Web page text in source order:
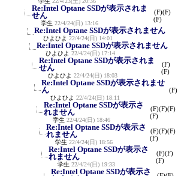
Re:Intel Optane SSDが表示されま
せん
学生 22/4/24(日) 13:16
(F)(F)
(F)
Re:Intel Optane SSDが表示されません
ひよひよ 22/4/24(日) 14:01
Re:Intel Optane SSDが表示されません
ひよひよ 22/4/24(日) 17:14
Re:Intel Optane SSDが表示されま
せん
ひよひよ 22/4/24(日) 18:03
(F)
(F)
Re:Intel Optane SSDが表示されませ
ん
ひよひよ 22/4/24(日) 18:11
(F)
Re:Intel Optane SSDが表示さ
れません
学生 22/4/24(日) 18:46
(F)(F)(F)
(F)
Re:Intel Optane SSDが表示さ
れません
学生 22/4/24(日) 18:56
(F)(F)(F)
(F)
Re:Intel Optane SSDが表示さ
れません
学生 22/4/24(日) 19:33
(F)(F)
(F)
Re:Intel Optane SSDが表示さ